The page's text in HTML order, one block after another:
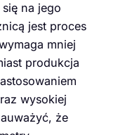
na jego
jest proces
mniej
produkcja
wysokiej
że